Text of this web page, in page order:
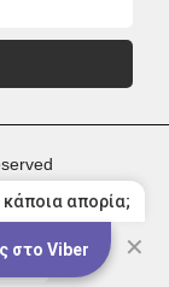
κάποια απορία;
στο Viber ✕